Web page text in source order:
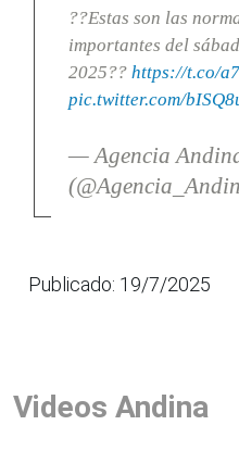
??Estas son las
importantes del
2025?? https://t.co/
pic.twitter.com/
— Agencia
Publicado: 19/7/2025
Videos Andina